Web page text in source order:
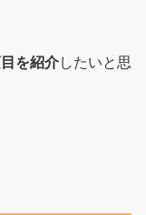
を紹介したいと思